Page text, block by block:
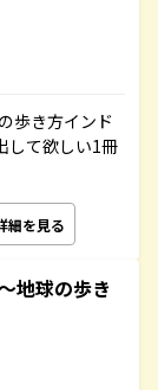
歩き方インド
して欲しい1冊
細を見る
地球の歩き